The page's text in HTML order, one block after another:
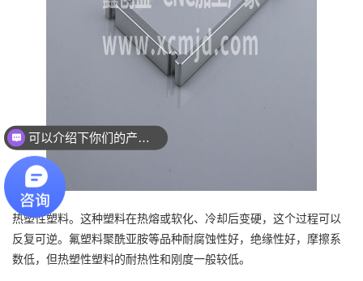
热塑性塑料。这种塑料在热熔或软化、冷却后变硬，这个过程可以
反复可逆。氟塑料聚酰亚胺等品种耐腐蚀性好，绝缘性好，摩擦系
数低，但热塑性塑料的耐热性和刚度一般较低。
可以介绍下你们的产品么？